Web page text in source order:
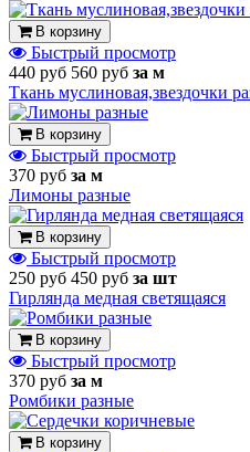
В корзину
Быстрый просмотр
440 руб 560 руб за м
Ткань муслиновая,звездочки
В корзину
Быстрый просмотр
370 руб за м
Лимоны разные
В корзину
Быстрый просмотр
250 руб 450 руб за шт
Гирлянда медная светящаяся
В корзину
Быстрый просмотр
370 руб за м
Ромбики разные
В корзину